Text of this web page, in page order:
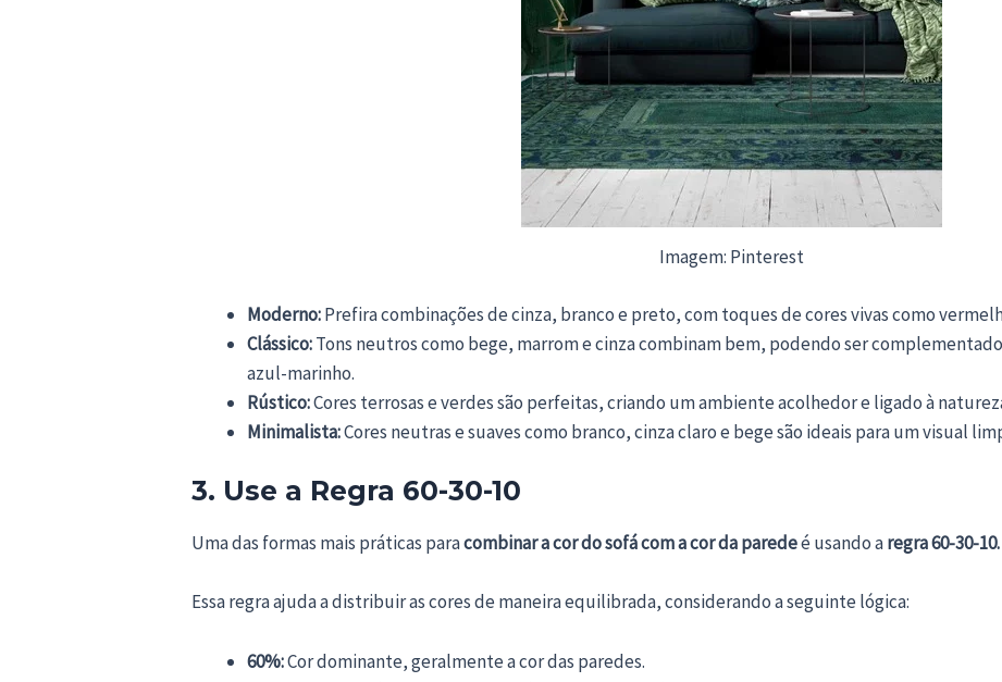
Imagem: Pinterest
Moderno:Prefira combinações de cinza, branco e preto, com toques de cores vivas como
Clássico:Tons neutros como bege, marrom e cinza combinam bem, podendo ser
azul-marinho.
Rústico:Cores terrosas e verdes são perfeitas, criando um ambiente acolhedor e ligado à
Minimalista:Cores neutras e suaves como branco, cinza claro e bege são ideais para um visual
3. Use a Regra 60-30-10
Uma das formas mais práticas paracombinar a cor do sofá com a cor da paredeé usando aregra 60-30-10.
Essa regra ajuda a distribuir as cores de maneira equilibrada, considerando a seguinte lógica:
60%:Cor dominante, geralmente a cor das paredes.